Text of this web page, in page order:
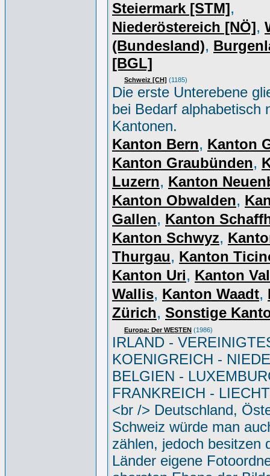
Steiermark [STM],
Niederöstereich [NÖ],
(Bundesland),
[BGL]
Schweiz [CH] (1185)
Die erste Unterebene
bei Bedarf alphabetisch
Kantonen.
Kanton Bern, Kanton
Kanton Graubünden,
Luzern, Kanton
Kanton Obwalden,
Gallen, Kanton
Kanton Schwyz,
Thurgau, Kanton
Kanton Uri, Kanton
Wallis, Kanton Waadt,
Zürich, Sonstige
Europa: Der WESTEN (1986)
IRLAND -
KOENIGREICH -
BELGIEN -
FRANKREICH -
<br /> Deutschland,
Schweiz würde man
zählen, jedoch besitzen
Länder eigene